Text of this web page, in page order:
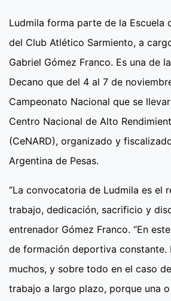
Ludmila forma parte de la Escuela
del Club Atlético Sarmiento, a
Gabriel Gómez Franco. Es una de
Decano que del 4 al 7 de
Campeonato Nacional que se
Centro Nacional de Alto
(CeNARD), organizado y
Argentina de Pesas.
“La convocatoria de Ludmila es el
trabajo, dedicación, sacrificio y
entrenador Gómez Franco. “En
de formación deportiva constante.
muchos, y sobre todo en el caso
trabajo a largo plazo, porque una